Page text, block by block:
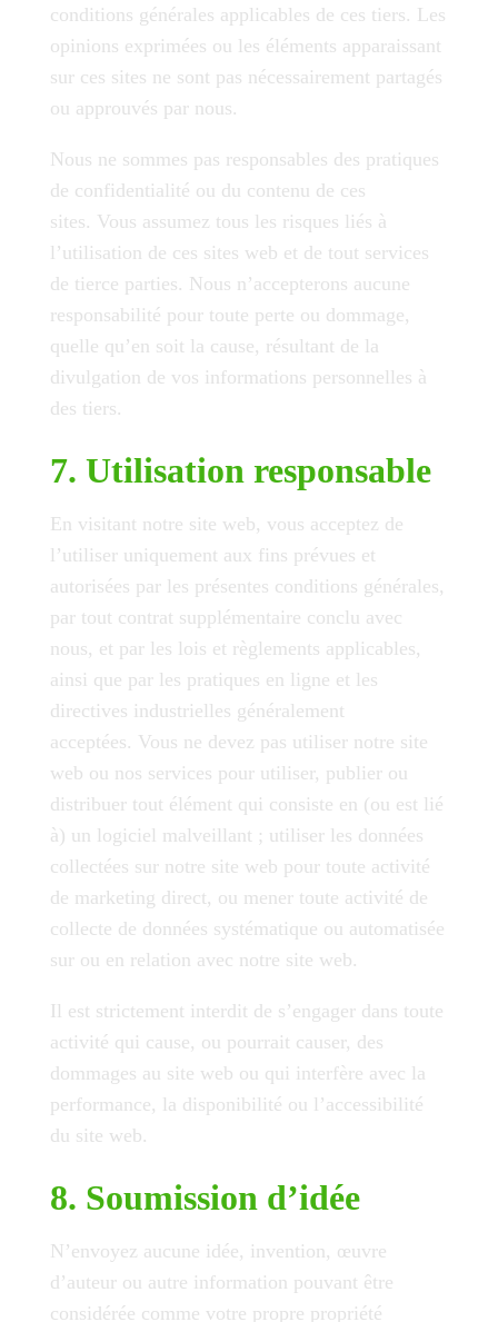
conditions générales applicables de ces tiers. Les
opinions exprimées ou les éléments apparaissant
sur ces sites ne sont pas nécessairement partagés
ou approuvés par nous.
Nous ne sommes pas responsables des pratiques
de confidentialité ou du contenu de ces
sites. Vous assumez tous les risques liés à
l’utilisation de ces sites web et de tout services
de tierce parties. Nous n’accepterons aucune
responsabilité pour toute perte ou dommage,
quelle qu’en soit la cause, résultant de la
divulgation de vos informations personnelles à
des tiers.
7. Utilisation responsable
En visitant notre site web, vous acceptez de
l’utiliser uniquement aux fins prévues et
autorisées par les présentes conditions générales,
par tout contrat supplémentaire conclu avec
nous, et par les lois et règlements applicables,
ainsi que par les pratiques en ligne et les
directives industrielles généralement
acceptées. Vous ne devez pas utiliser notre site
web ou nos services pour utiliser, publier ou
distribuer tout élément qui consiste en (ou est lié
à) un logiciel malveillant ; utiliser les données
collectées sur notre site web pour toute activité
de marketing direct, ou mener toute activité de
collecte de données systématique ou automatisée
sur ou en relation avec notre site web.
Il est strictement interdit de s’engager dans toute
activité qui cause, ou pourrait causer, des
dommages au site web ou qui interfère avec la
performance, la disponibilité ou l’accessibilité
du site web.
8. Soumission d’idée
N’envoyez aucune idée, invention, œuvre
d’auteur ou autre information pouvant être
considérée comme votre propre propriété